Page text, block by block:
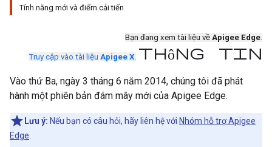
Tính năng mới và điểm cải tiến
Bạn đang xem tài liệu về Apigee Edge.
Truy cập vào tài liệu Apigee X. Thông tin
Vào thứ Ba, ngày 3 tháng 6 năm 2014, chúng tôi đã phát
hành một phiên bản đám mây mới của Apigee Edge.
Lưu ý: Nếu bạn có câu hỏi, hãy liên hệ với Nhóm hỗ trợ Apigee
Edge